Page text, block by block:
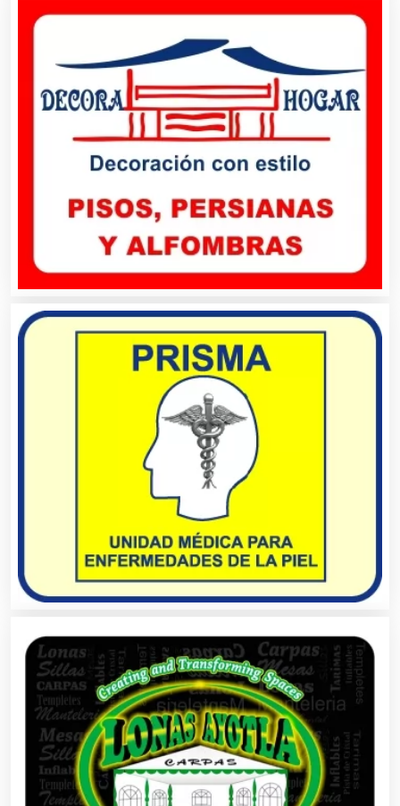
Análisis Clínicos
Análisis de Aguas
Aparatos y Equipos Eléctricos
Arquitectos
Artes Gráficas
Artesanías
Artículos de Oficina
Artículos de Piel
Artículos Deportivos
Artículos Importados
Artículos para el Hogar